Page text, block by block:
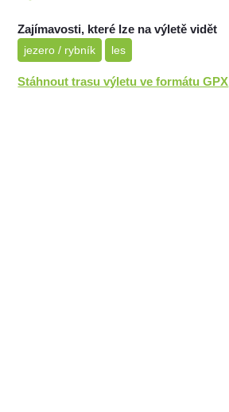
Zajímavosti, které lze na výletě vidět
jezero / rybník les
Stáhnout trasu výletu ve formátu GPX